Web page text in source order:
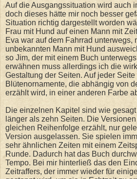
Auf die Ausgangssituation wird auch
doch dieses hätte mir noch besser
Situation richtig dargestellt worden
Frau mit Hund auf einen Mann mit
Eva war auf dem Fahrrad unterwegs,
unbekannten Mann mit Hund
so Jim, der mit einem Buch
erwähnen muss allerdings ich die
Gestaltung der Seiten. Auf jeder
Blütenornamente, die abhängig von
erzählt wird, in einer anderen Farbe
Die einzelnen Kapitel sind wie
länger als zehn Seiten. Die
gleichen Reihenfolge erzählt, nur
Version ausgelassen. Sie spielen
sehr ähnlichen Zeiten mit einem
Runde. Dadurch hat das Buch
Tempo. Bei mir hinterließ das den
Zeitraffers, der immer wieder für